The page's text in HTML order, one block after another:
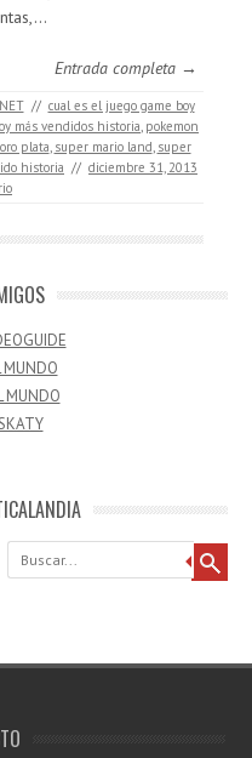
Entrada completa →
// cual es el juego game boy
más vendidos historia, pokemon
plata, super mario land, super
historia // diciembre 31, 2013
MUNDO
MUNDO